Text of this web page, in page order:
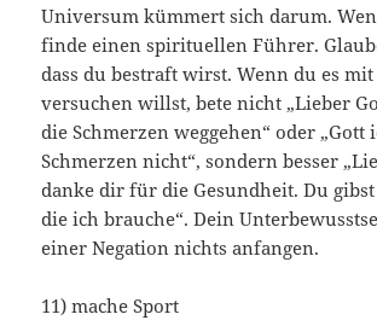
Universum kümmert sich darum.
finde einen spirituellen Führer.
dass du bestraft wirst. Wenn du es mit
versuchen willst, bete nicht „Lieber
die Schmerzen weggehen“ oder
Schmerzen nicht“, sondern besser
danke dir für die Gesundheit. Du
die ich brauche“. Dein
einer Negation nichts anfangen.
11) mache Sport